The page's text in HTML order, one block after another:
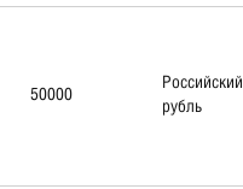
50000
Российский
рубль